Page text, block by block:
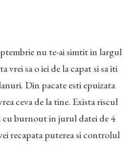
nu te-ai simtit in largul
vrei sa o iei de la capat si sa iti
Din pacate esti epuizata
ceva de la tine. Exista riscul
burnout in jurul datei de 4
recapata puterea si controlul